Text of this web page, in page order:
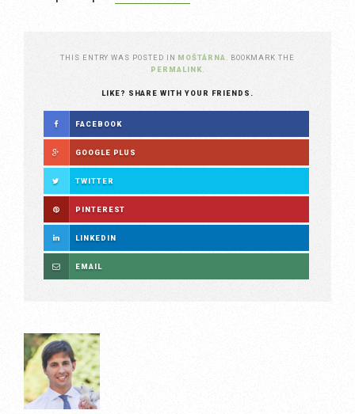
THIS ENTRY WAS POSTED IN MOŠTÁRNA . BOOKMARK THE
PERMALINK
LIKE? SHARE WITH YOUR FRIENDS.
FACEBOOK
GOOGLE PLUS
TWITTER
PINTEREST
LINKEDIN
EMAIL